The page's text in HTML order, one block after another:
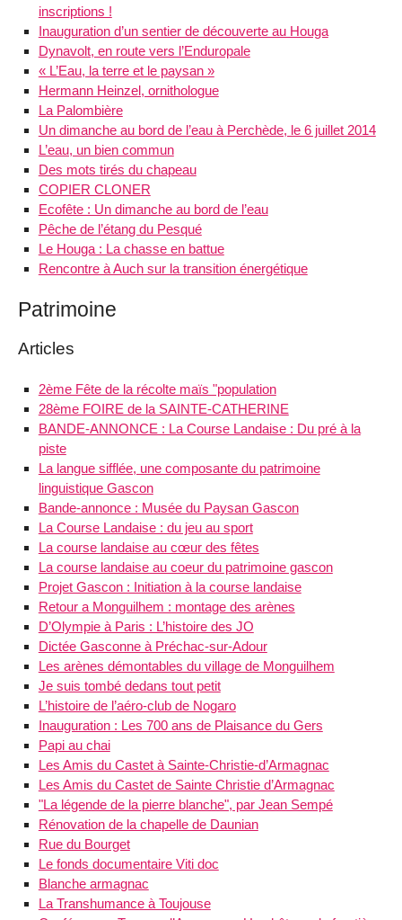
inscriptions !
Inauguration d’un sentier de découverte au Houga
Dynavolt, en route vers l’Enduropale
« L’Eau, la terre et le paysan »
Hermann Heinzel, ornithologue
La Palombière
Un dimanche au bord de l’eau à Perchède, le 6 juillet 2014
L’eau, un bien commun
Des mots tirés du chapeau
COPIER CLONER
Ecofête : Un dimanche au bord de l’eau
Pêche de l’étang du Pesqué
Le Houga : La chasse en battue
Rencontre à Auch sur la transition énergétique
Patrimoine
Articles
2ème Fête de la récolte maïs "population
28ème FOIRE de la SAINTE-CATHERINE
BANDE-ANNONCE : La Course Landaise : Du pré à la
piste
La langue sifflée, une composante du patrimoine
linguistique Gascon
Bande-annonce : Musée du Paysan Gascon
La Course Landaise : du jeu au sport
La course landaise au cœur des fêtes
La course landaise au coeur du patrimoine gascon
Projet Gascon : Initiation à la course landaise
Retour a Monguilhem : montage des arènes
D’Olympie à Paris : L’histoire des JO
Dictée Gasconne à Préchac-sur-Adour
Les arènes démontables du village de Monguilhem
Je suis tombé dedans tout petit
L’histoire de l’aéro-club de Nogaro
Inauguration : Les 700 ans de Plaisance du Gers
Papi au chai
Les Amis du Castet à Sainte-Christie-d’Armagnac
Les Amis du Castet de Sainte Christie d’Armagnac
"La légende de la pierre blanche", par Jean Sempé
Rénovation de la chapelle de Daunian
Rue du Bourget
Le fonds documentaire Viti doc
Blanche armagnac
La Transhumance à Toujouse